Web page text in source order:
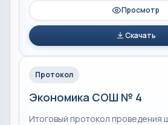
Просмотр
Скачать
Протокол
Экономика СОШ № 4
Итоговый протокол проведения